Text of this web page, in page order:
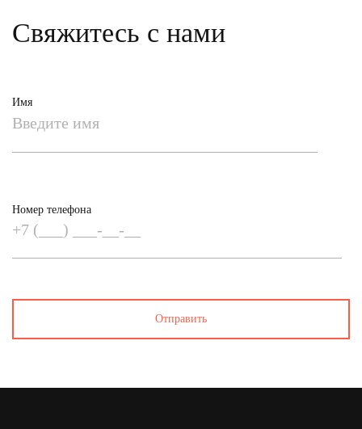
Свяжитесь с нами
Имя
Номер телефона